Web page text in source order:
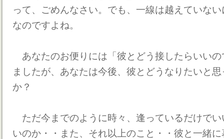
って、ごめんなさい。でも、一線は越えていない
なのですよね。
あなたのお便りには「彼とどう接したらいい
ましたが、あなたは今後、彼とどうなりたいと
か？
ただ今までのように時々、逢っているだけで
いのか・・また、それ以上のこと・・彼と一緒